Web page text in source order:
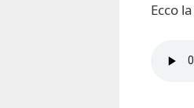
Ecco